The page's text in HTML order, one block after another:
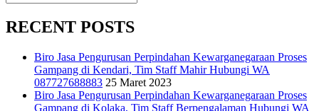
RECENT POSTS
Biro Jasa Pengurusan Perpindahan Kewarganegaraan Proses
Gampang di Kendari, Tim Staff Mahir Hubungi WA
087727688883 25 Maret 2023
Biro Jasa Pengurusan Perpindahan Kewarganegaraan Proses
Gampang di Kolaka, Tim Staff Berpengalaman Hubungi WA